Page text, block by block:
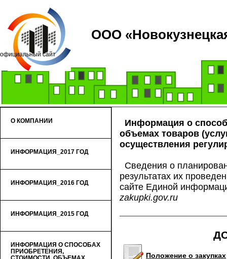
официальный сайт
ООО
О КОМПАНИИ
ИНФОРМАЦИЯ_2017 ГОД
ИНФОРМАЦИЯ_2016 ГОД
ИНФОРМАЦИЯ_2015 ГОД
ИНФОРМАЦИЯ О СПОСОБАХ
ПРИОБРЕТЕНИЯ,
Информация о
объемах товаров
осуществления
Сведения о
результатах их
сайте Единой
zakupki.gov.ru
Положение о закупках